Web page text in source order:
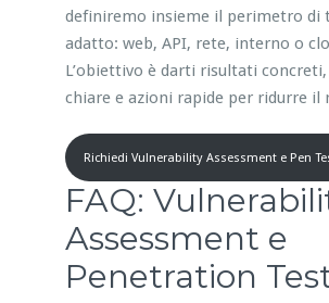
definiremo insieme il perimetro di
adatto: web, API, rete, interno o
L’obiettivo è darti risultati
chiare e azioni rapide per ridurre il
Richiedi Vulnerability Assessment e Pen
FAQ:
Assessment e
Penetration